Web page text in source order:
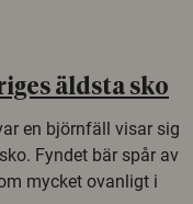
äldsta sko
en björnfäll visar sig
Fyndet bär spår av
mycket ovanligt i